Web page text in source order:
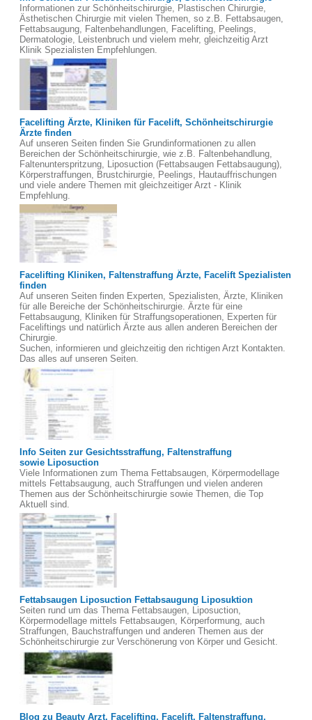
Informationen zur Schönheitschirurgie, Plastischen Chirurgie,
Ästhetischen Chirurgie mit vielen Themen, so z.B. Fettabsaugen,
Fettabsaugung, Faltenbehandlungen, Facelifting, Peelings,
Dermatologie, Leistenbruch und vielem mehr, gleichzeitig Arzt
Klinik Spezialisten Empfehlungen.
Facelifting Ärzte, Kliniken für Facelift, Schönheitschirurgie
Ärzte finden
Auf unseren Seiten finden Sie Grundinformationen zu allen
Bereichen der Schönheitschirurgie, wie z.B. Faltenbehandlung,
Faltenunterspritzung, Liposuction (Fettabsaugen Fettabsaugung),
Körperstraffungen, Brustchirurgie, Peelings, Hautauffrischungen
und viele andere Themen mit gleichzeitiger Arzt - Klinik
Empfehlung.
Facelifting Kliniken, Faltenstraffung Ärzte, Facelift Spezialisten
finden
Auf unseren Seiten finden Experten, Spezialisten, Ärzte, Kliniken
für alle Bereiche der Schönheitschirurgie. Ärzte für eine
Fettabsaugung, Kliniken für Straffungsoperationen, Experten für
Faceliftings und natürlich Ärzte aus allen anderen Bereichen der
Chirurgie.
Suchen, informieren und gleichzeitig den richtigen Arzt Kontakten.
Das alles auf unseren Seiten.
Info Seiten zur Gesichtsstraffung, Faltenstraffung
sowie Liposuction
Viele Informationen zum Thema Fettabsaugen, Körpermodellage
mittels Fettabsaugung, auch Straffungen und vielen anderen
Themen aus der Schönheitschirurgie sowie Themen, die Top
Aktuell sind.
Fettabsaugen Liposuction Fettabsaugung Liposuktion
Seiten rund um das Thema Fettabsaugen, Liposuction,
Körpermodellage mittels Fettabsaugen, Körperformung, auch
Straffungen, Bauchstraffungen und anderen Themen aus der
Schönheitschirurgie zur Verschönerung von Körper und Gesicht.
Blog zu Beauty Arzt, Facelifting, Facelift, Faltenstraffung,